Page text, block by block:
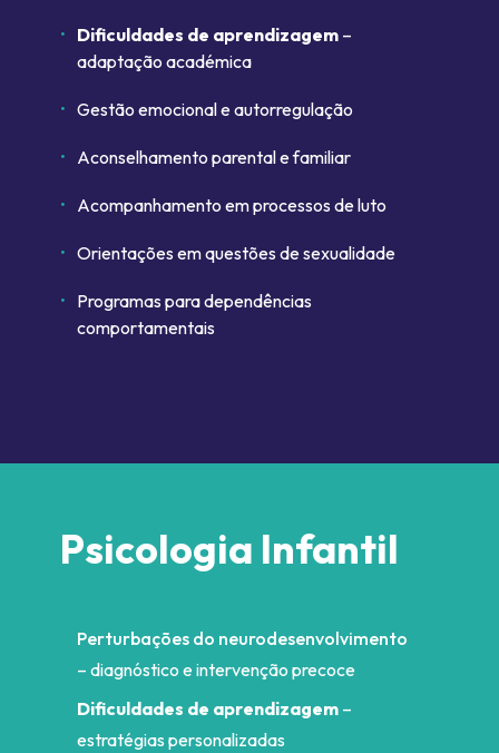
Dificuldades de aprendizagem –
adaptação académica
Gestão emocional e autorregulação
Aconselhamento parental e familiar
Acompanhamento em processos de luto
Orientações em questões de sexualidade
Programas para dependências
comportamentais
Psicologia Infantil
Perturbações do neurodesenvolvimento
– diagnóstico e intervenção precoce
Dificuldades de aprendizagem–
estratégias personalizadas